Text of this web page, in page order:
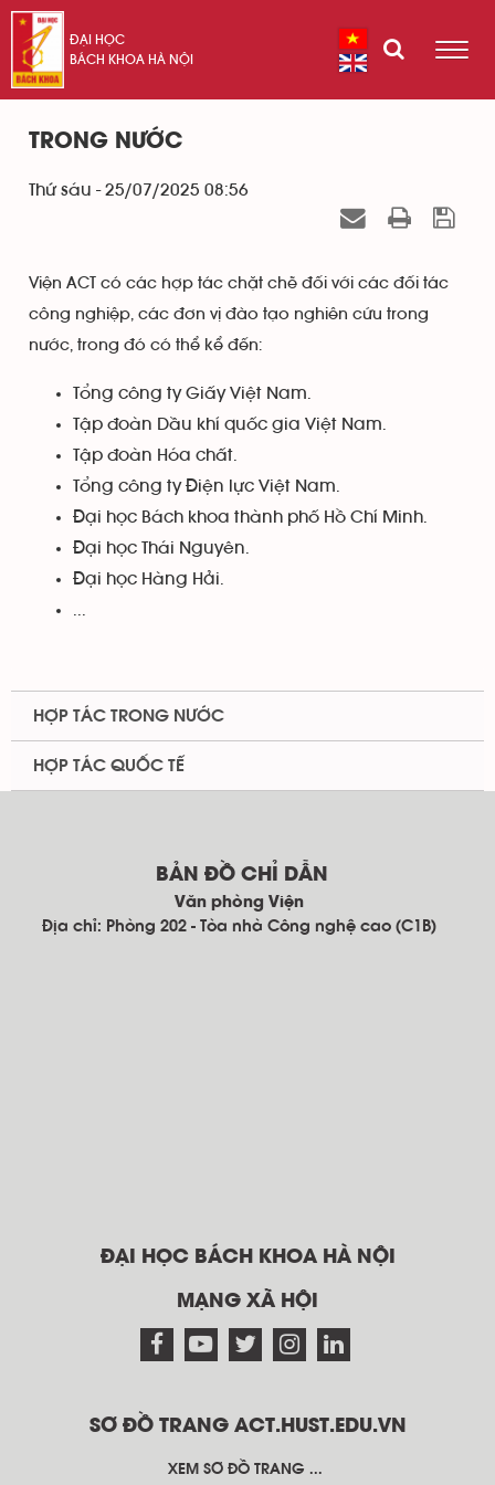
ĐẠI HỌC
BÁCH KHOA HÀ NỘI
TRONG NƯỚC
Thứ sáu - 25/07/2025 08:56
Viện ACT có các hợp tác chặt chẽ đối với các đối tác
công nghiệp, các đơn vị đào tạo nghiên cứu trong
nước, trong đó có thể kể đến:
Tổng công ty Giấy Việt Nam.
Tập đoàn Dầu khí quốc gia Việt Nam.
Tập đoàn Hóa chất.
Tổng công ty Điện lực Việt Nam.
Đại học Bách khoa thành phố Hồ Chí Minh.
Đại học Thái Nguyên.
Đại học Hàng Hải.
HỢP TÁC TRONG NƯỚC
HỢP TÁC QUỐC TẾ
BẢN ĐỒ CHỈ DẪN
Văn phòng Viện
Địa chỉ: Phòng 202 - Tòa nhà Công nghệ cao (C1B)
ĐẠI HỌC BÁCH KHOA HÀ NỘI
MẠNG XÃ HỘI
SƠ ĐỒ TRANG ACT.HUST.EDU.VN
XEM SƠ ĐỒ TRANG ...